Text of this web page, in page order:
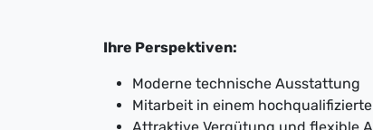
Ihre Perspektiven:
Moderne technische Ausstattung
Mitarbeit in einem